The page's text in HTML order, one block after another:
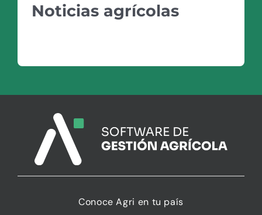
Noticias agrícolas
Conoce Agri en tu país